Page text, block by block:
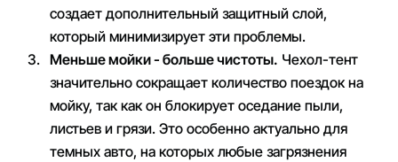
создает дополнительный защитный слой,
который минимизирует эти проблемы.
Меньше мойки - больше чистоты. Чехол-тент
значительно сокращает количество поездок на
мойку, так как он блокирует оседание пыли,
листьев и грязи. Это особенно актуально для
темных авто, на которых любые загрязнения